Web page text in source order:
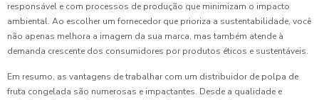
responsável e com processos de produção que minimizam o impacto
ambiental. Ao escolher um fornecedor que prioriza a sustentabilidade, você
não apenas melhora a imagem da sua marca, mas também atende à
demanda crescente dos consumidores por produtos éticos e sustentáveis.
Em resumo, as vantagens de trabalhar com um distribuidor de polpa de
fruta congelada são numerosas e impactantes. Desde a qualidade e